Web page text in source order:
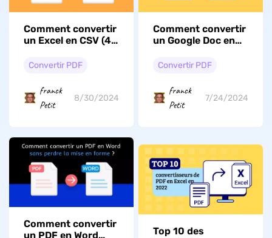
Comment convertir
un Excel en CSV (4
Convertir PDF
franck
Petit
8/30/2024
Comment convertir
un Google Doc en
Convertir PDF
franck
Petit
7/24/2024
Comment convertir
un PDF en Word
Top 10 des